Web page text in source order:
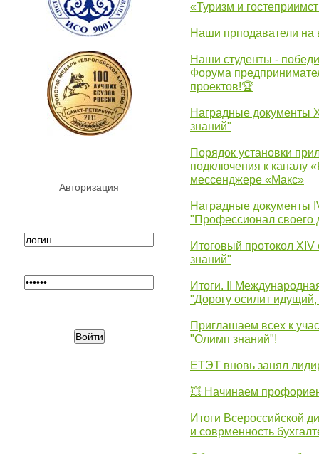
Авторизация
«Туризм и
Наши прподаватели
Наши студенты -
Форума
проектов!🏆
Наградные документы
знаний"
Порядок установки
подключения к каналу
мессенджере «Макс»
Наградные документы
"Профессионал своего
Итоговый протокол
знаний"
Итоги. II
"Дорогу осилит
Приглашаем всех к
"Олимп знаний"!
ЕТЭТ вновь занял
💥 Начинаем
Итоги Всероссийской
и соврменность